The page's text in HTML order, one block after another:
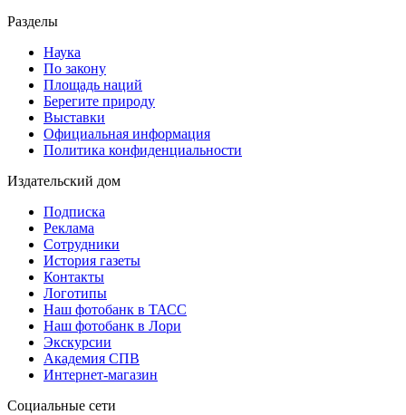
Разделы
Наука
По закону
Площадь наций
Берегите природу
Выставки
Официальная информация
Политика конфиденциальности
Издательский дом
Подписка
Реклама
Сотрудники
История газеты
Контакты
Логотипы
Наш фотобанк в ТАСС
Наш фотобанк в Лори
Экскурсии
Академия СПВ
Интернет-магазин
Социальные сети